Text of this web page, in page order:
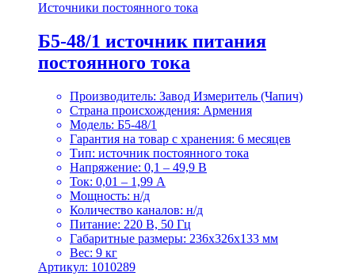
Источники постоянного тока
Б5-48/1 источник питания
постоянного тока
Производитель: Завод Измеритель (Чапич)
Страна происхождения: Армения
Модель: Б5-48/1
Гарантия на товар с хранения: 6 месяцев
Тип: источник постоянного тока
Напряжение: 0,1 – 49,9 В
Ток: 0,01 – 1,99 А
Мощность: н/д
Количество каналов: н/д
Питание: 220 В, 50 Гц
Габаритные размеры: 236х326х133 мм
Вес: 9 кг
Артикул: 1010289